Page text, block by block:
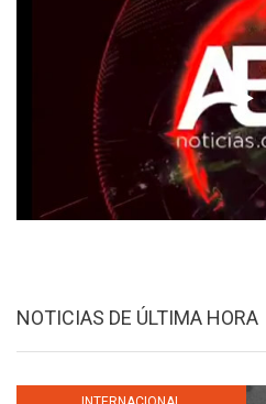
NOTICIAS DE ÚLTIMA HORA